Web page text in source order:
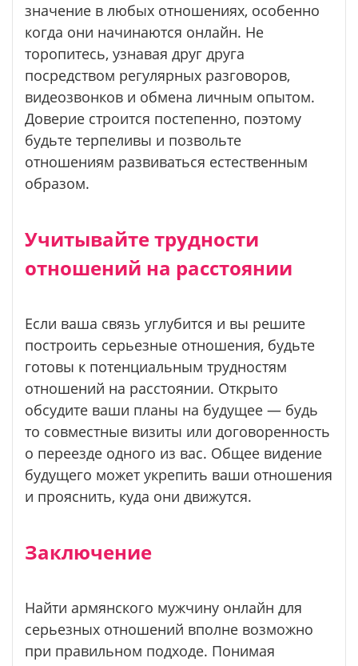
значение в любых отношениях, особенно
когда они начинаются онлайн. Не
торопитесь, узнавая друг друга
посредством регулярных разговоров,
видеозвонков и обмена личным опытом.
Доверие строится постепенно, поэтому
будьте терпеливы и позвольте
отношениям развиваться естественным
образом.
Учитывайте трудности
отношений на расстоянии
Если ваша связь углубится и вы решите
построить серьезные отношения, будьте
готовы к потенциальным трудностям
отношений на расстоянии. Открыто
обсудите ваши планы на будущее — будь
то совместные визиты или договоренность
о переезде одного из вас. Общее видение
будущего может укрепить ваши отношения
и прояснить, куда они движутся.
Заключение
Найти армянского мужчину онлайн для
серьезных отношений вполне возможно
при правильном подходе. Понимая